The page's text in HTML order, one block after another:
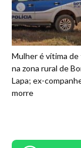
Mulher é vítima de
na zona rural de
Lapa; ex-
morre